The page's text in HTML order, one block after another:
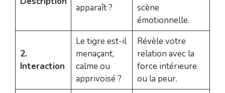
apparaît ?
scène
émotionnelle.
2.
Interaction
Le tigre est-il
menaçant,
calme ou
apprivoisé ?
Révèle votre
relation avec la
force intérieure
ou la peur.